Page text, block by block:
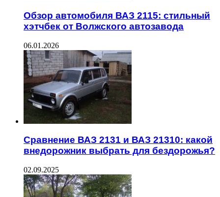
Обзор автомобиля ВАЗ 2115: стильный
хэтчбек от Волжского автозавода
06.01.2026
Сравнение ВАЗ 2131 и ВАЗ 21310: какой
внедорожник выбрать для бездорожья?
02.09.2025